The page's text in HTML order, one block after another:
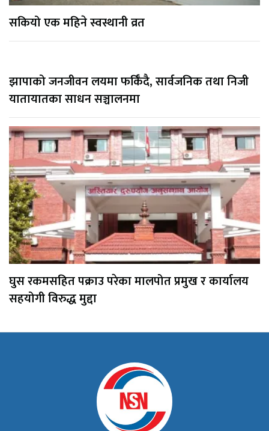
सकियो एक महिने स्वस्थानी व्रत
झापाको जनजीवन लयमा फर्किँदै, सार्वजनिक तथा निजी
यातायातका साधन सञ्चालनमा
घुस रकमसहित पक्राउ परेका मालपोत प्रमुख र कार्यालय
सहयोगी विरुद्ध मुद्दा